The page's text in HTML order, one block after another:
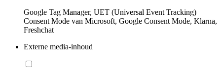
Google Tag Manager, UET (Universal Event Tracking)
Consent Mode van Microsoft, Google Consent Mode, Klarna,
Freshchat
Externe media-inhoud